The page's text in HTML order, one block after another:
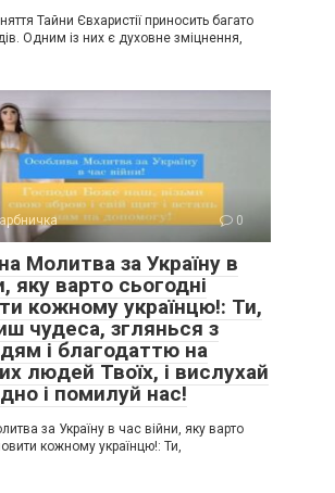
Тайни Євхаристії приносить багато
Одним із них є духовне зміцнення,
0
Молитва за Україну в
яку варто сьогодні
кожному українцю!: Ти,
чудеса, зглянься з
і благодаттю на
людей Твоїх, і вислухай
і помилуй нас!
за Україну в час війни, яку варто
кожному українцю!: Ти,